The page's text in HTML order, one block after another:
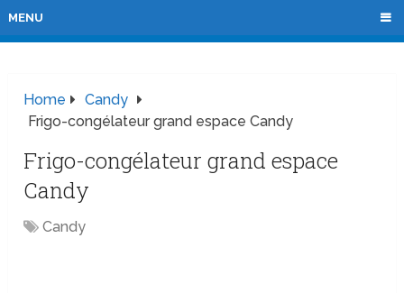
MENU
Home
Candy
Frigo-congélateur grand espace Candy
Frigo-congélateur grand espace
Candy
Candy